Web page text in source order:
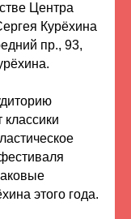
Центра
Курёхина
пр., 93,
классики
этого года.